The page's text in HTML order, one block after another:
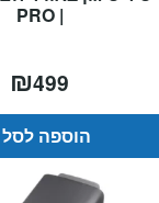
| PRO
₪499
הוספה לסל